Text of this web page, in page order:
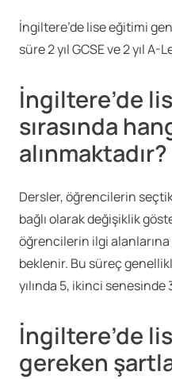
İngiltere’de lise eğitimi
süre 2 yıl GCSE ve 2 yıl
İngiltere’de
sırasında
alınmaktadır?
Dersler, öğrencilerin
bağlı olarak değişiklik
öğrencilerin ilgi
beklenir. Bu süreç
yılında 5, ikinci
İngiltere’de
gereken